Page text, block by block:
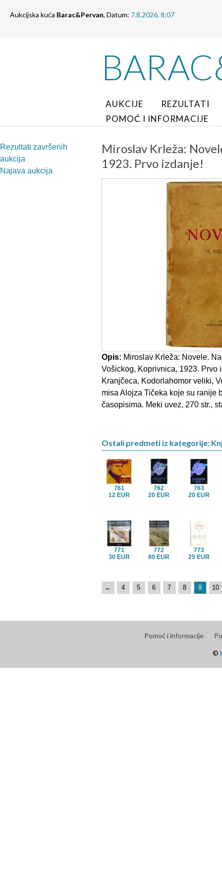
Aukcijska kuća Barac&Pervan, Datum: 7.8.2026. 8:07
AUKCIJE
REZULTATI
POMOĆ I INFORMACIJE
Rezultati završenih
aukcija
Najava aukcija
Miroslav Krleža:
1923. Prvo izdanje!
Opis: Miroslav Krleža: Novele.
Vošickog, Koprivnica, 1923. Prvo
Kranjčeca, Kodorlahomor veliki,
misa Alojza Tičeka koje su ranije
časopisima. Meki uvez, 270 str.,
Ostali predmeti iz kategorije:
761
12 EUR
762
20 EUR
763
20 EUR
771
30 EUR
772
80 EUR
773
25 EUR
← 4 5 6 7 8 9 10
Pomoć i informacije
©